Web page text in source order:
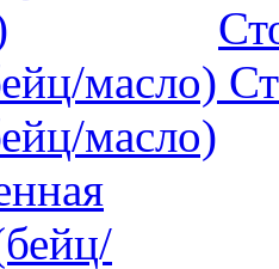
масло)
масло)